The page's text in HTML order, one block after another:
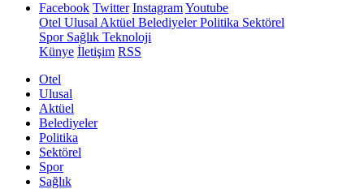
Facebook Twitter InstagramYoutube
Otel Ulusal Aktüel BelediyelerPolitika Sektörel
SporSağlık Teknoloji
Künye İletişim RSS
Otel
Ulusal
Aktüel
Belediyeler
Politika
Sektörel
Spor
Sağlık